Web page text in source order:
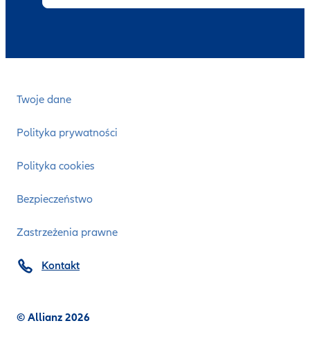
Twoje dane
Polityka prywatności
Polityka cookies
Bezpieczeństwo
Zastrzeżenia prawne
© Allianz 2026
Kontakt